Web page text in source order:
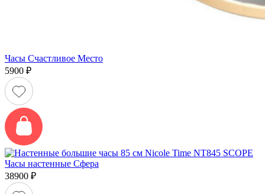
Часы Счастливое Место
5900 ₽
Часы настенные Сфера
38900 ₽